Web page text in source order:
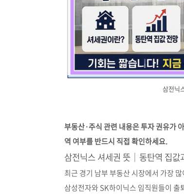
삼전닉
부동산·주식 관련 내용은 투자 권유가
역 여부를 반드시 직접 확인하세요.
삼전닉스 셔세권 뜻｜동탄역 집값
최근 경기 남부 부동산 시장에서 가장
삼성전자와 SK하이닉스 임직원들이